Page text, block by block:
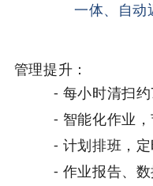
一体、自动
管理提升：
- 每小时清扫约
- 智能化作业，
- 计划排班，定时
- 作业报告、数据